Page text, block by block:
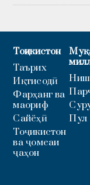
Тоҷикистон
Таърих
Иқтисодӣ
Фарҳанг ва
маориф
Сайёҳӣ
Тоҷикистон
ва ҷомеаи
ҷаҳон
Пул